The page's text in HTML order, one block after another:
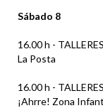
Sábado 8
16.00 h -
La Posta
16.00 h -
¡Ahrre! Zona